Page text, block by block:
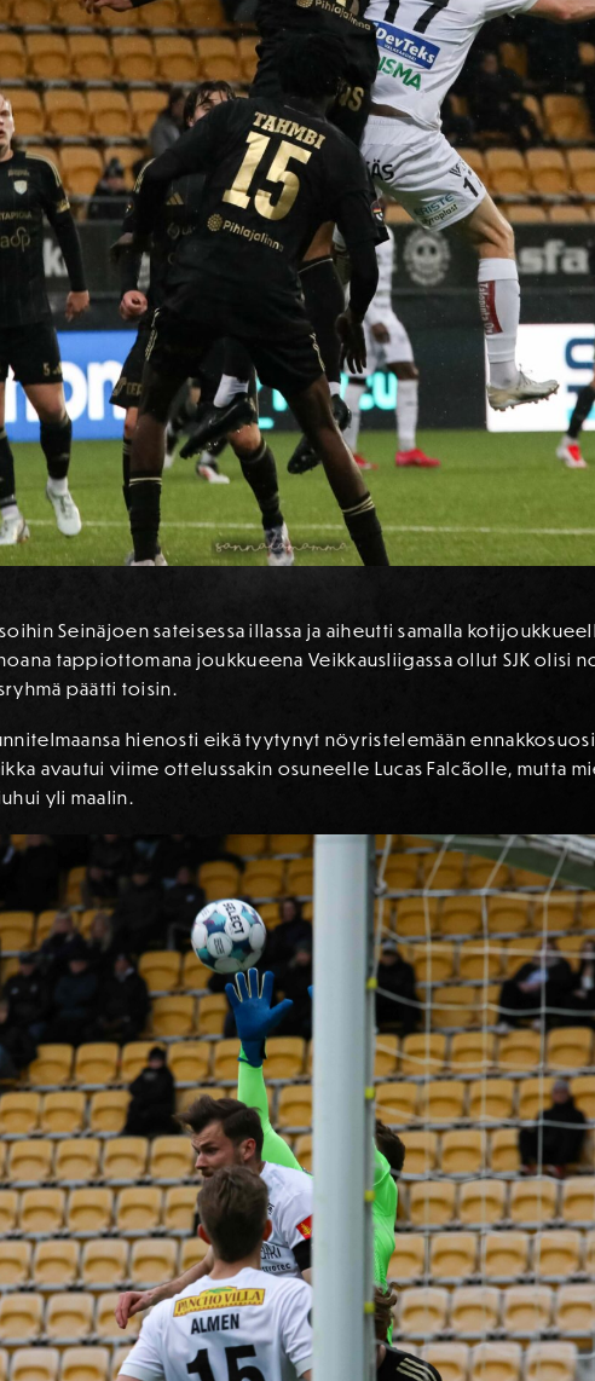
Seinäjoen sateisessa illassa ja aiheutti samalla
tappiottomana joukkueena Veikkausliigassa ollut SJK olisi
päätti toisin.
hienosti eikä tyytynyt nöyristelemään
avautui viime ottelussakin osuneelle Lucas Falcãolle, mutta
yli maalin.